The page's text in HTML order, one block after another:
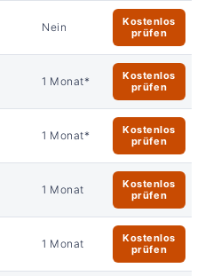
Nein
Kostenlos
prüfen
1 Monat*
Kostenlos
prüfen
1 Monat*
Kostenlos
prüfen
1 Monat
Kostenlos
prüfen
1 Monat
Kostenlos
prüfen